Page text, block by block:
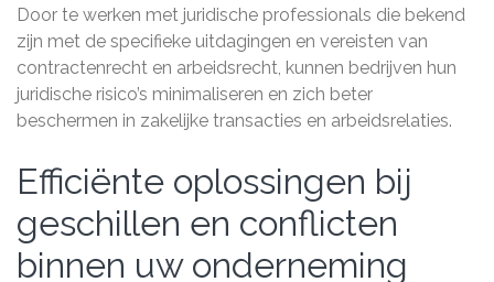
Door te werken met juridische professionals die bekend
zijn met de specifieke uitdagingen en vereisten van
contractenrecht en arbeidsrecht, kunnen bedrijven hun
juridische risico’s minimaliseren en zich beter
beschermen in zakelijke transacties en arbeidsrelaties.
Efficiënte oplossingen bij
geschillen en conflicten
binnen uw onderneming